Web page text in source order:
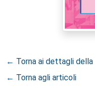
← Torna ai dettagli della
← Torna agli articoli